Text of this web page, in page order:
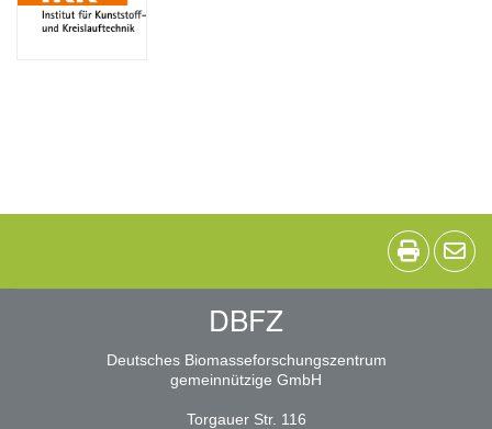
DBFZ
Deutsches Biomasseforschungszentrum
gemeinnützige GmbH
Torgauer Str. 116